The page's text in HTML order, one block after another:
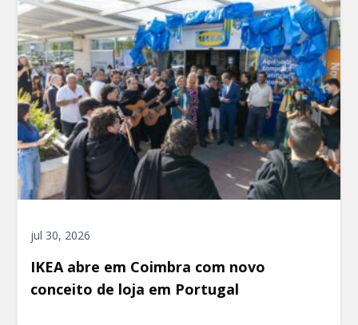
jul 30, 2026
IKEA abre em Coimbra com novo
conceito de loja em Portugal